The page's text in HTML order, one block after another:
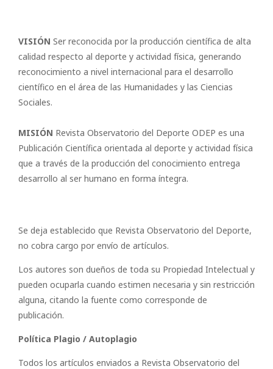
VISIÓN Ser reconocida por la producción científica de alta
calidad respecto al deporte y actividad física, generando
reconocimiento a nivel internacional para el desarrollo
científico en el área de las Humanidades y las Ciencias
Sociales.
MISIÓN Revista Observatorio del Deporte ODEP es una
Publicación Científica orientada al deporte y actividad física
que a través de la producción del conocimiento entrega
desarrollo al ser humano en forma íntegra.
Se deja establecido que Revista Observatorio del Deporte,
no cobra cargo por envío de artículos.
Los autores son dueños de toda su Propiedad Intelectual y
pueden ocuparla cuando estimen necesaria y sin restricción
alguna, citando la fuente como corresponde de
publicación.
Política Plagio / Autoplagio
Todos los artículos enviados a Revista Observatorio del